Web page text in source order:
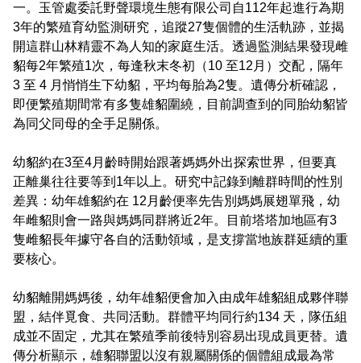
利益衝突迴避揭露專區
公共工程生態檢核專區
一。玉管處委託野聲環境生態有限公司自112年起進行為期
3年的繁殖育幼監測研究，追蹤27隻個體的生活軌跡，並揭
開這群山林精靈不為人知的家庭生活。透過監測結果發現雌
貂每2年繁殖1次，每逢秋末冬初（10 至12月）交配，隔年
3 至 4 月悄悄生下幼貂，平均每胎為2隻。遺傳分析確認，
即便繁殖期間常有多隻雄貂圍繞，目前調查到的同胎幼貂皆
為同父同母的全手足關係。
幼貂約在3至4月齡時開始跟著媽媽外出探索世界，但要真
正離巢往往要等到1年以上。研究中記錄到離群時間的性別
差異：幼年雄貂約在 12月齡便率先告別媽媽展翅單飛，幼
年雌貂則會一路與媽媽同群將近2年。目前塔塔加地區有3
隻雌貂長年據守各自的活動領域，是支撐當地族群延續的重
要核心。
幼貂離開媽媽後，幼年雄貂便會加入由成年雄貂組成夥伴聯
盟，結伴覓食、共同活動。群體平均同行約134 天，隊伍組
成並不固定，尤其在繁殖季前後特別容易出現成員更替。遺
傳分析顯示，雄貂聯盟以沒有親屬關係的個體組成最為常